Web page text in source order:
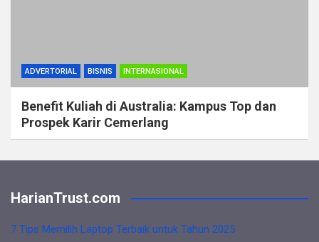
ADVERTORIAL BISNIS INTERNASIONAL
Benefit Kuliah di Australia: Kampus Top dan
Prospek Karir Cemerlang
HarianTrust.com
7 Tips Memilih Laptop Terbaik untuk Tahun 2025